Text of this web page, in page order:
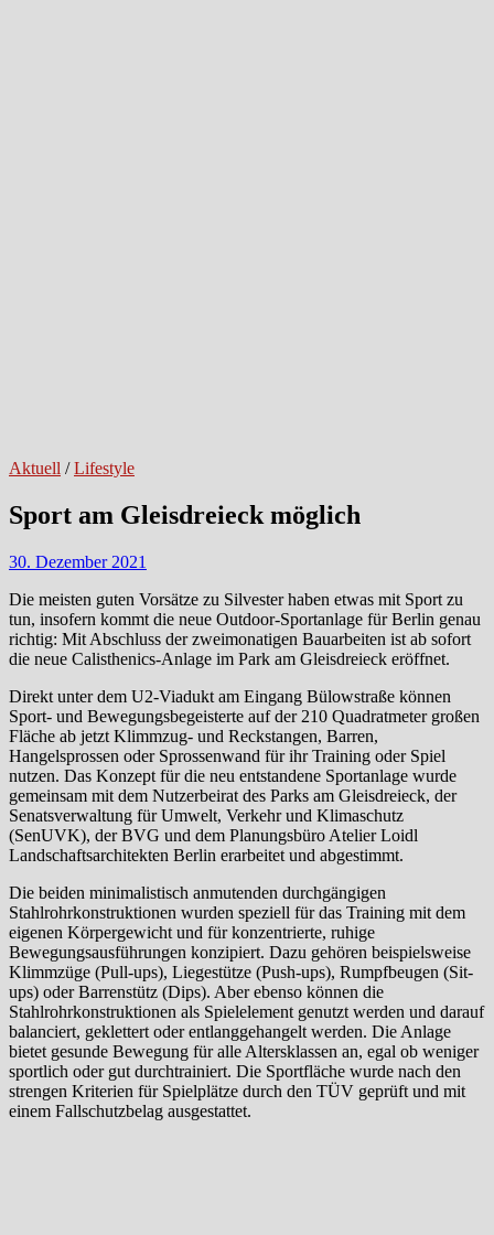
Aktuell /Lifestyle
Sport am Gleisdreieck möglich
30. Dezember 2021
Die meisten guten Vorsätze zu Silvester haben etwas mit Sport zu
tun, insofern kommt die neue Outdoor-Sportanlage für Berlin genau
richtig: Mit Abschluss der zweimonatigen Bauarbeiten ist ab sofort
die neue Calisthenics-Anlage im Park am Gleisdreieck eröffnet.
Direkt unter dem U2-Viadukt am Eingang Bülowstraße können
Sport- und Bewegungsbegeisterte auf der 210 Quadratmeter großen
Fläche ab jetzt Klimmzug- und Reckstangen, Barren,
Hangelsprossen oder Sprossenwand für ihr Training oder Spiel
nutzen. Das Konzept für die neu entstandene Sportanlage wurde
gemeinsam mit dem Nutzerbeirat des Parks am Gleisdreieck, der
Senatsverwaltung für Umwelt, Verkehr und Klimaschutz
(SenUVK), der BVG und dem Planungsbüro Atelier Loidl
Landschaftsarchitekten Berlin erarbeitet und abgestimmt.
Die beiden minimalistisch anmutenden durchgängigen
Stahlrohrkonstruktionen wurden speziell für das Training mit dem
eigenen Körpergewicht und für konzentrierte, ruhige
Bewegungsausführungen konzipiert. Dazu gehören beispielsweise
Klimmzüge (Pull-ups), Liegestütze (Push-ups), Rumpfbeugen (Sit-
ups) oder Barrenstütz (Dips). Aber ebenso können die
Stahlrohrkonstruktionen als Spielelement genutzt werden und darauf
balanciert, geklettert oder entlanggehangelt werden. Die Anlage
bietet gesunde Bewegung für alle Altersklassen an, egal ob weniger
sportlich oder gut durchtrainiert. Die Sportfläche wurde nach den
strengen Kriterien für Spielplätze durch den TÜV geprüft und mit
einem Fallschutzbelag ausgestattet.